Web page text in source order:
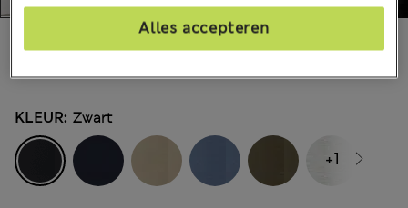
€59,00
KLEUR: Zwart
+1
Alles accepteren